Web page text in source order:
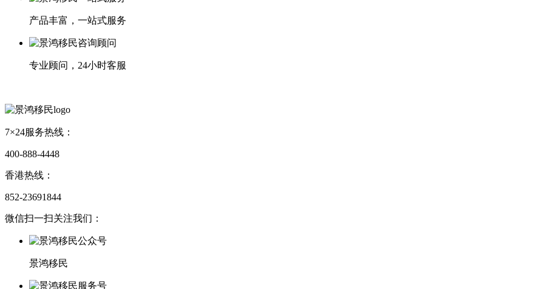
产品丰富，一站式服务
专业顾问，24小时客服
7×24服务热线：
400-888-4448
香港热线：
852-23691844
微信扫一扫关注我们：
景鸿移民